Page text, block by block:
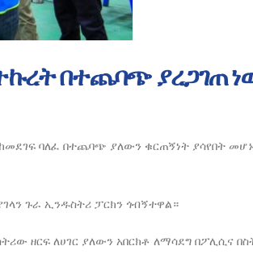
በተጨባጭ ያረጋገጠ
ባለፈ በተጨባጭ ያለውን ቁርጠኝነት ያሳየበት
ጉራ ኢንዱስትሪ ፓርክን ጎብኝተዋል።
ዘርፍ ለሀገር ያለውን አበርክቶ ለማሳደግ በፖሊሲና